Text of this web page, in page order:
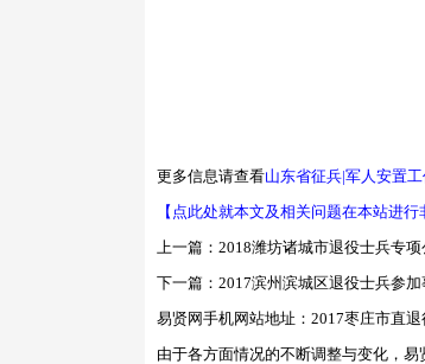
更多信息请查看山东省征兵|军人安置
【点此处就本文及相关问题在本站进
上一篇： 2018潍坊诸城市退役士兵专
下一篇： 2017滨州滨城区退役士兵参
易贤网手机网站地址： 2017枣庄市直退
由于各方面情况的不断调整与变化，